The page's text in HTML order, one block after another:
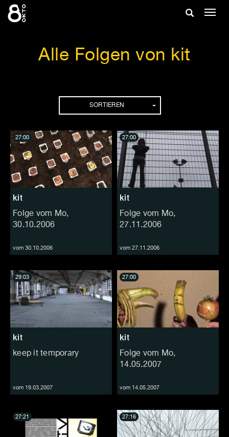
Zum
Inhalt
Suche
Alle Folgen von kit
SORTIEREN
kit
Folge vom Mo,
30.10.2006
vom 30.10.2006
27:00
kit
Folge vom Mo,
27.11.2006
vom 27.11.2006
27:00
kit
keep it temporary
vom 19.03.2007
29:03
kit
Folge vom Mo,
14.05.2007
vom 14.05.2007
27:00
27:21 27:16